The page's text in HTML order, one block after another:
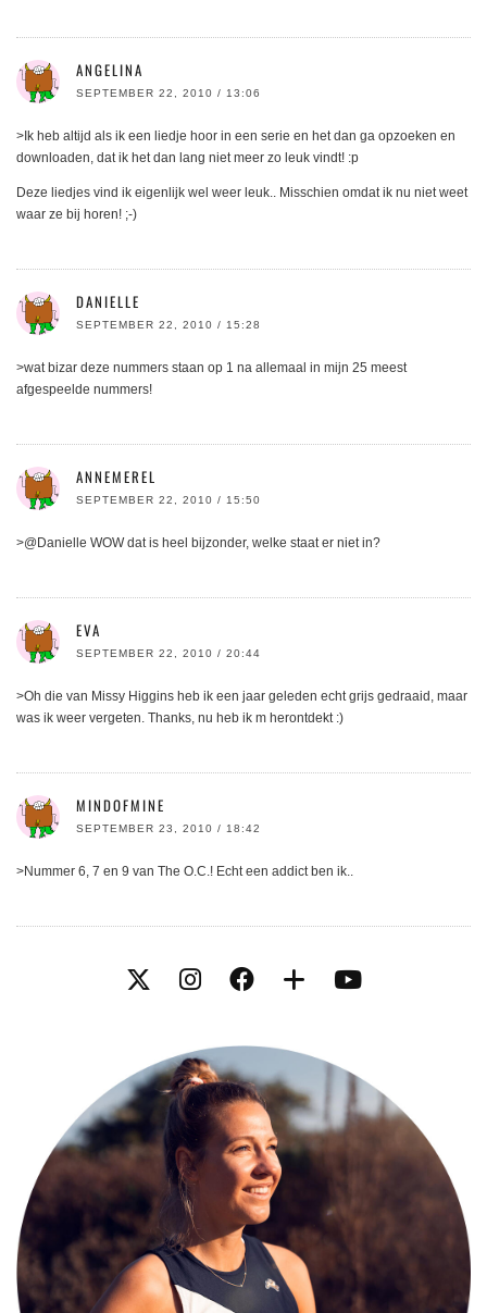
ANGELINA
SEPTEMBER 22, 2010 / 13:06
>Ik heb altijd als ik een liedje hoor in een serie en het dan ga opzoeken en
downloaden, dat ik het dan lang niet meer zo leuk vindt! :p
Deze liedjes vind ik eigenlijk wel weer leuk.. Misschien omdat ik nu niet weet
waar ze bij horen! ;-)
DANIELLE
SEPTEMBER 22, 2010 / 15:28
>wat bizar deze nummers staan op 1 na allemaal in mijn 25 meest
afgespeelde nummers!
ANNEMEREL
SEPTEMBER 22, 2010 / 15:50
>@Danielle WOW dat is heel bijzonder, welke staat er niet in?
EVA
SEPTEMBER 22, 2010 / 20:44
>Oh die van Missy Higgins heb ik een jaar geleden echt grijs gedraaid, maar
was ik weer vergeten. Thanks, nu heb ik m herontdekt :)
MINDOFMINE
SEPTEMBER 23, 2010 / 18:42
>Nummer 6, 7 en 9 van The O.C.! Echt een addict ben ik..